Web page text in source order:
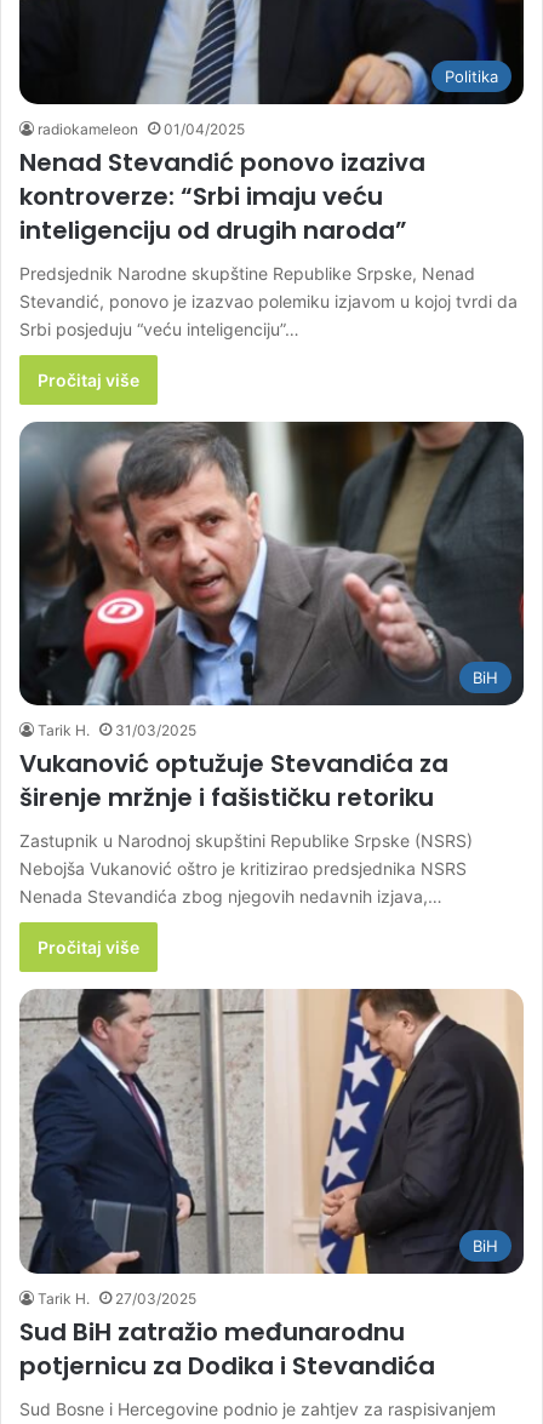
Politika
radiokameleon 01/04/2025
Nenad Stevandić ponovo izaziva
kontroverze: “Srbi imaju veću
inteligenciju od drugih naroda”
Predsjednik Narodne skupštine Republike Srpske, Nenad
Stevandić, ponovo je izazvao polemiku izjavom u kojoj tvrdi da
Srbi posjeduju “veću inteligenciju”…
Pročitaj više
BiH
Tarik H. 31/03/2025
Vukanović optužuje Stevandića za
širenje mržnje i fašističku retoriku
Zastupnik u Narodnoj skupštini Republike Srpske (NSRS)
Nebojša Vukanović oštro je kritizirao predsjednika NSRS
Nenada Stevandića zbog njegovih nedavnih izjava,…
Pročitaj više
BiH
Tarik H. 27/03/2025
Sud BiH zatražio međunarodnu
potjernicu za Dodika i Stevandića
Sud Bosne i Hercegovine podnio je zahtjev za raspisivanjem